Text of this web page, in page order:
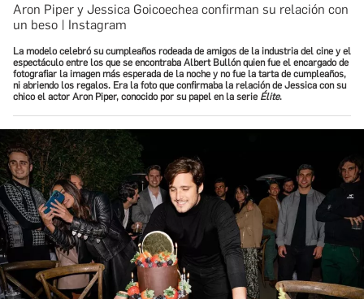
Aron Piper y Jessica Goicoechea confirman su relación con
un beso | Instagram
La modelo celebró su cumpleaños rodeada de amigos de la industria del cine y el
espectáculo entre los que se encontraba Albert Bullón quien fue el encargado de
fotografiar la imagen más esperada de la noche y no fue la tarta de cumpleaños,
ni abriendo los regalos. Era la foto que confirmaba la relación de Jessica con su
chico el actor Aron Piper, conocido por su papel en la serie Élite.